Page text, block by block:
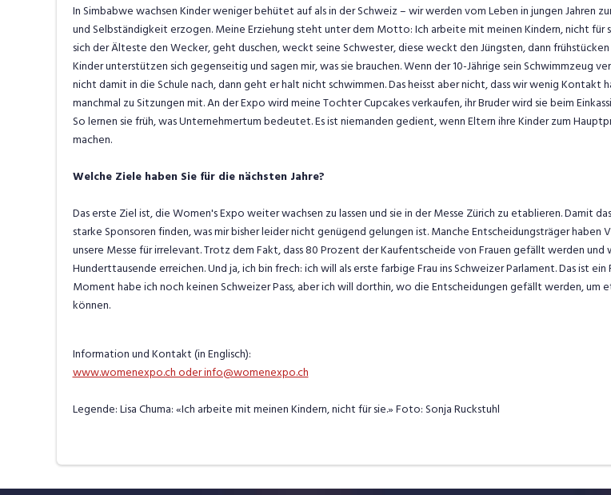
In Simbabwe wachsen Kinder weniger behütet auf als in der Schweiz – wir werden vom Leben in jungen Jahren
und Selbständigkeit erzogen. Meine Erziehung steht unter dem Motto: Ich arbeite mit meinen Kindern, nicht für
sich der Älteste den Wecker, geht duschen, weckt seine Schwester, diese weckt den Jüngsten, dann frühstücken
Kinder unterstützen sich gegenseitig und sagen mir, was sie brauchen. Wenn der 10-Jährige sein Schwimmzeug
nicht damit in die Schule nach, dann geht er halt nicht schwimmen. Das heisst aber nicht, dass wir wenig Kontakt
manchmal zu Sitzungen mit. An der Expo wird meine Tochter Cupcakes verkaufen, ihr Bruder wird sie beim
So lernen sie früh, was Unternehmertum bedeutet. Es ist niemanden gedient, wenn Eltern ihre Kinder zum
machen.
Welche Ziele haben Sie für die nächsten Jahre?
Das erste Ziel ist, die Women's Expo weiter wachsen zu lassen und sie in der Messe Zürich zu etablieren. Damit
starke Sponsoren finden, was mir bisher leider nicht genügend gelungen ist. Manche Entscheidungsträger haben
unsere Messe für irrelevant. Trotz dem Fakt, dass 80 Prozent der Kaufentscheide von Frauen gefällt werden und
Hunderttausende erreichen. Und ja, ich bin frech: ich will als erste farbige Frau ins Schweizer Parlament. Das ist ein
Moment habe ich noch keinen Schweizer Pass, aber ich will dorthin, wo die Entscheidungen gefällt werden, um
können.
Information und Kontakt (in Englisch):
www.womenexpo.ch oder info@womenexpo.ch
Legende: Lisa Chuma: «Ich arbeite mit meinen Kindern, nicht für sie.» Foto: Sonja Ruckstuhl